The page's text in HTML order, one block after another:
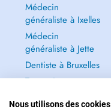
Médecin
généraliste à Ixelles
Médecin
généraliste à Jette
Dentiste à Bruxelles
Tout voir →
Nous utilisons des cookies